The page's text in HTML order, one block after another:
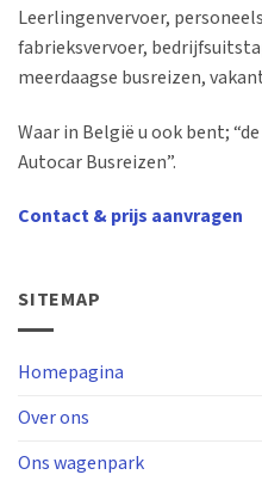
Leerlingenvervoer,
fabrieksvervoer,
meerdaagse busreizen,
Waar in België u ook bent;
Autocar Busreizen”.
Contact & prijs aanvragen
SITEMAP
Homepagina
Over ons
Ons wagenpark